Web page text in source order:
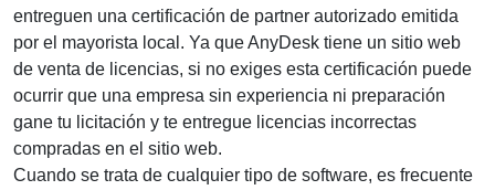
entreguen una certificación de partner autorizado emitida
por el mayorista local. Ya que AnyDesk tiene un sitio web
de venta de licencias, si no exiges esta certificación puede
ocurrir que una empresa sin experiencia ni preparación
gane tu licitación y te entregue licencias incorrectas
compradas en el sitio web.
Cuando se trata de cualquier tipo de software, es frecuente